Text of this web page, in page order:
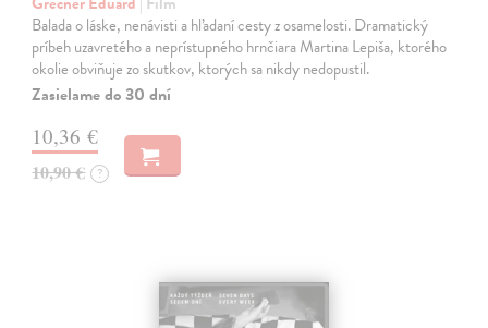
Balada o láske, nenávisti a hľadaní cesty z osamelosti. Dramatický
príbeh uzavretého a neprístupného hrnčiara Martina Lepiša, ktorého
okolie obviňuje zo skutkov, ktorých sa nikdy nedopustil.
Zasielame do 30 dní
10,36 €
10,90 € ?